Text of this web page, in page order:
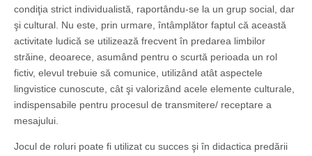
condiţia strict individualistă, raportându-se la un grup social, dar
şi cultural. Nu este, prin urmare, întâmplător faptul că această
activitate ludică se utilizează frecvent în predarea limbilor
străine, deoarece, asumând pentru o scurtă perioada un rol
fictiv, elevul trebuie să comunice, utilizând atât aspectele
lingvistice cunoscute, cât şi valorizând acele elemente culturale,
indispensabile pentru procesul de transmitere/ receptare a
mesajului.
Jocul de roluri poate fi utilizat cu succes şi în didactica predării